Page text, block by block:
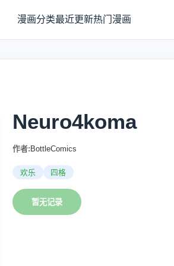
漫画分类最近更新热门漫画
Neuro4koma
作者:BottleComics
欢乐 四格
暂无记录